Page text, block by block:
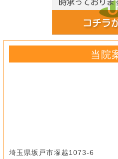
当院
埼玉県坂戸市塚越1073-6